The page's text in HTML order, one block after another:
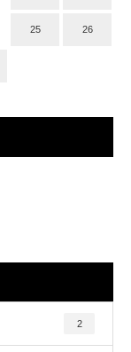
25 26
2